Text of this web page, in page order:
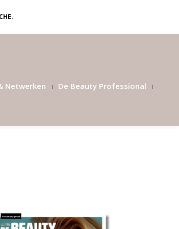
Netwerken De Beauty Professional